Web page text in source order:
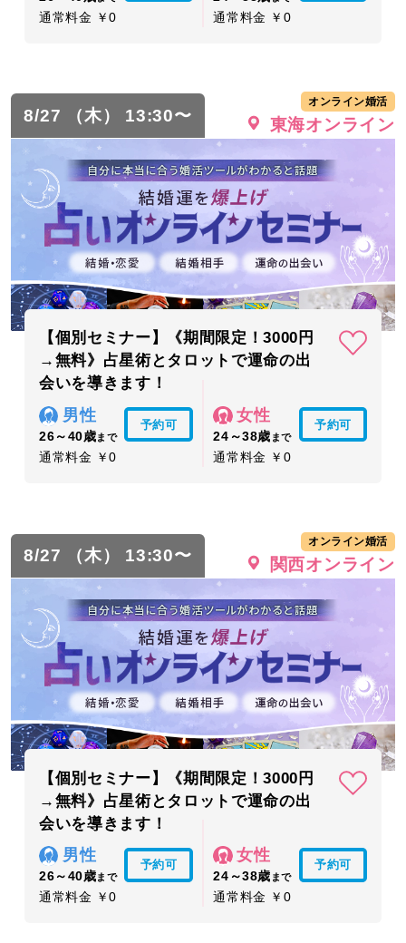
通常料金 ￥0 通常料金 ￥0
8/27 （木） 13:30〜
オンライン婚活
東海オンライン
【個別セミナー】《期間限定！3000円
→無料》占星術とタロットで運命の出
会いを導きます！
男性
26～40歳まで
予約可
通常料金 ￥0
女性
24～38歳 まで
予約可
通常料金 ￥0
8/27 （木） 13:30〜
オンライン婚活
関西オンライン
【個別セミナー】《期間限定！3000円
→無料》占星術とタロットで運命の出
会いを導きます！
男性
26～40歳まで
予約可
通常料金 ￥0
女性
24～38歳 まで
予約可
通常料金 ￥0